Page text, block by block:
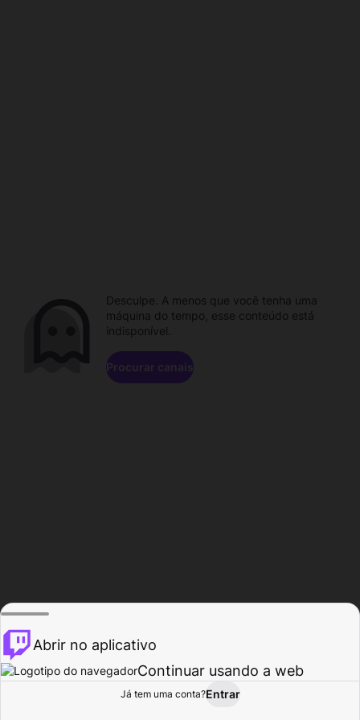
Procurar Atividade
Desculpe. A menos que você tenha uma
máquina do tempo, esse conteúdo está
indisponível.
Procurar canais
Abrir no aplicativo
Continuar usando a web
Já tem uma conta?Entrar